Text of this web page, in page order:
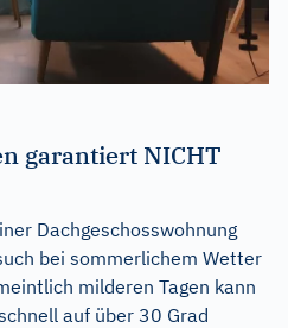
garantiert NICHT
Dachgeschosswohnung
bei sommerlichem Wetter
milderen Tagen kann
auf über 30 Grad